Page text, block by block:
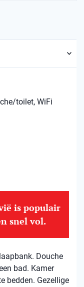
toilet, WiFi
is populair
snel vol.
Douche
bad. Kamer
bedden. Gezellige